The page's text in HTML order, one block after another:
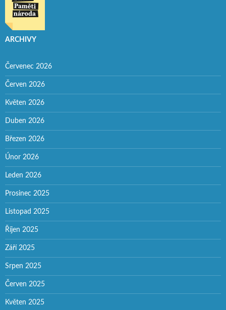
ARCHIVY
Červenec 2026
Červen 2026
Květen 2026
Duben 2026
Březen 2026
Únor 2026
Leden 2026
Prosinec 2025
Listopad 2025
Říjen 2025
Září 2025
Srpen 2025
Červen 2025
Květen 2025